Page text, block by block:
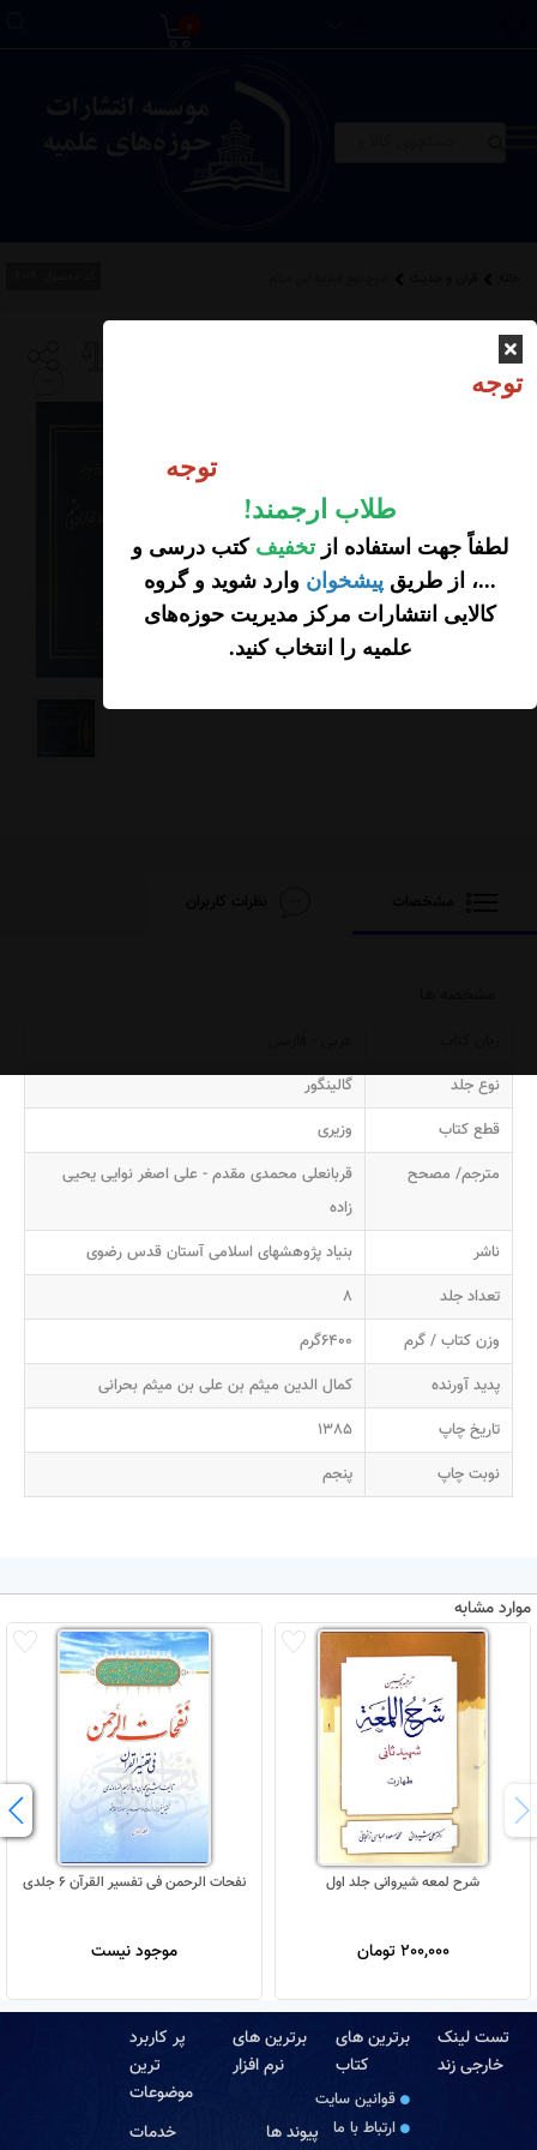
توجه
توجه
طلاب ارجمند!
لطفاً جهت استفاده از تخفیف کتب درسی و
...، از طریق پیشخوان وارد شوید و گروه
کالایی انتشارات مرکز مدیریت حوزه‌های
علمیه را انتخاب کنید.
شرح نهج البلاغه ابن
میثم
نوع جلد
گالینگور
قطع کتاب
وزیری
مترجم/ مصحح
قربانعلی محمدی مقدم - علی اصغر نوایی یحیی
زاده
ناشر
بنیاد پژوهشهای اسلامی آستان قدس رضوی
تعداد جلد
8
وزن کتاب / گرم
6400گرم
پدید آورنده
کمال الدین میثم بن علی بن میثم بحرانی
تاریخ چاپ
1385
نوبت چاپ
پنجم
موارد مشابه
شرح لمعه شیروانی جلد اول
200,000 تومان
نفحات الرحمن فی تفسیر القرآن 6 جلدی
موجود نیست
تست لینک
خارجی زند
برترین های
کتاب
قوانین سایت
ارتباط با ما
برترین های
نرم افزار
پر کاربرد
ترین
موضوعات
پیوند ها
خدمات